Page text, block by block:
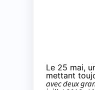
Le 25 mai,
mettant
avec deux